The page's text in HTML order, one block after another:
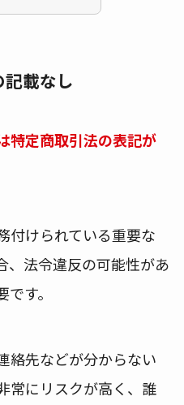
載なし
特定商取引法の表記が
付けられている重要な
、法令違反の可能性があ
す。
絡先などが分からない
常にリスクが高く、誰